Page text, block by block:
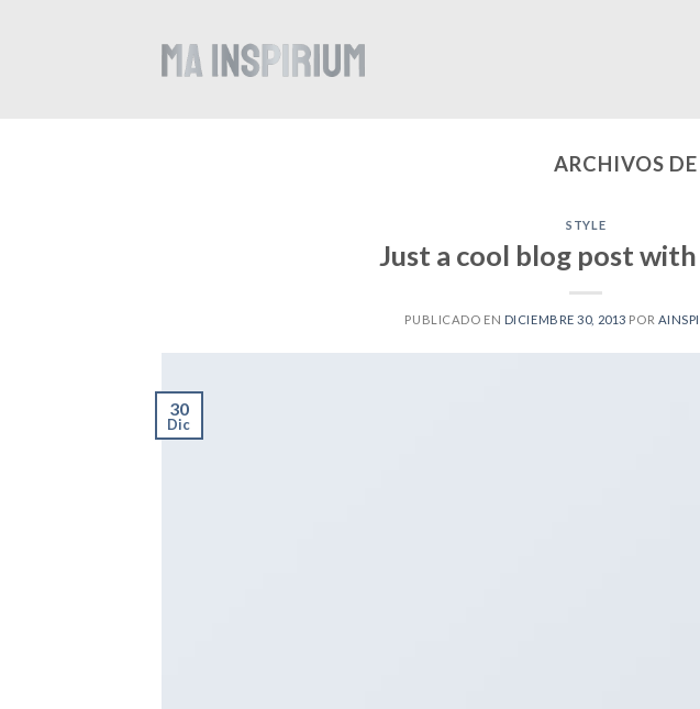
ARCHIVOS
STYLE
Just a cool blog post
PUBLICADO EN DICIEMBRE 30, 2013 POR
30
Dic